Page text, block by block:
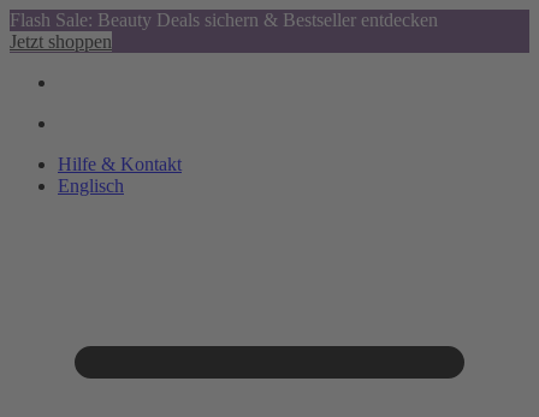
Flash Sale: Beauty Deals sichern & Bestseller entdecken
Jetzt shoppen
Hilfe & Kontakt
Englisch